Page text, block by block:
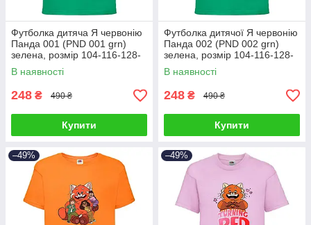
Футболка дитяча Я червонію
Панда 001 (PND 001 grn)
зелена, розмір 104-116-128-
140-1152-164 см
В наявності
248 ₴ 490 ₴
Купити
Футболка дитячої Я червонію
Панда 002 (PND 002 grn)
зелена, розмір 104-116-128-
140-152-164 см
В наявності
248 ₴ 490 ₴
Купити
–49% –49%